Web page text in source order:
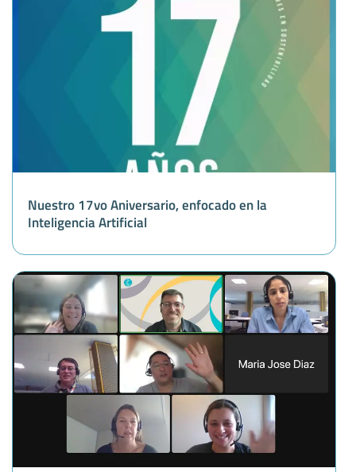
Nuestro 17vo Aniversario, enfocado en la
Inteligencia Artificial